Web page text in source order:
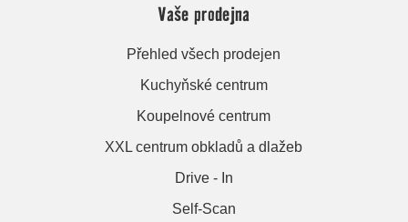
Vaše prodejna
Přehled všech prodejen
Kuchyňské centrum
Koupelnové centrum
XXL centrum obkladů a dlažeb
Drive - In
Self-Scan